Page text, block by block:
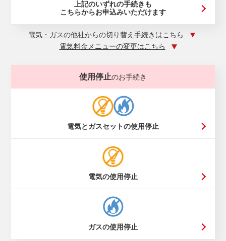
上記のいずれの手続きも
こちらからお申込みいただけます
電気・ガスの他社からの切り替え手続きはこちら
電気料金メニューの変更はこちら
使用停止のお手続き
電気とガスセットの使用停止
電気の使用停止
ガスの使用停止